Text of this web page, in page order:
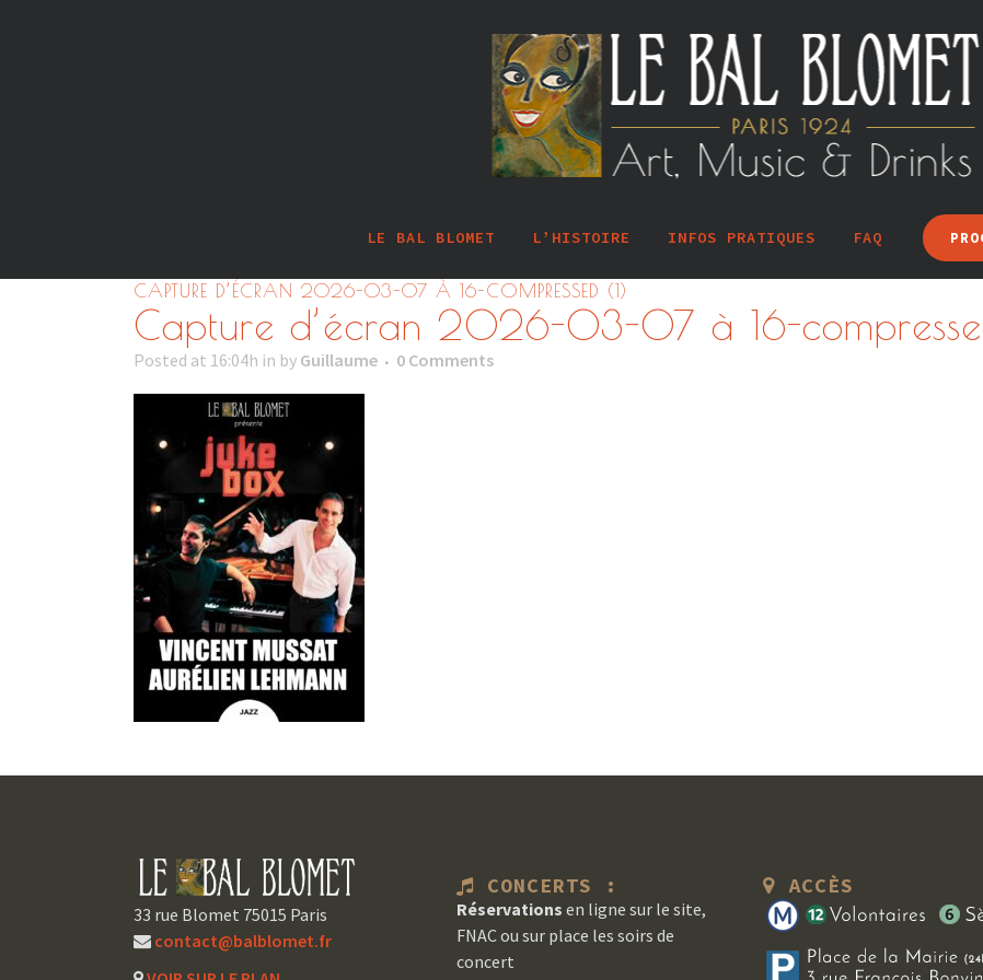
LE BAL BLOMET L’HISTOIRE INFOS PRATIQUES FAQ
CAPTURE D’ÉCRAN 2026-03-07 À 16-COMPRESSED (1)
Capture d’écran 2026-03-07 à 16-
Posted at 16:04h in by Guillaume 0 Comments
33 rue Blomet 75015 Paris
contact@balblomet.fr
CONCERTS :
Réservations en ligne sur le site,
FNAC ou sur place les soirs de
concert
ACCÈS